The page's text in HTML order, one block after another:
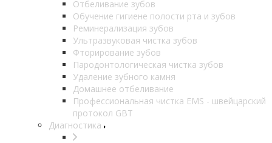
Отбеливание зубов
Обучение гигиене полости рта и зубов
Реминерализация зубов
Ультразвуковая чистка зубов
Фторирование зубов
Пародонтологическая чистка зубов
Удаление зубного камня
Домашнее отбеливание
Профессиональная чистка EMS - швейцарский
протокол GBT
Диагностика